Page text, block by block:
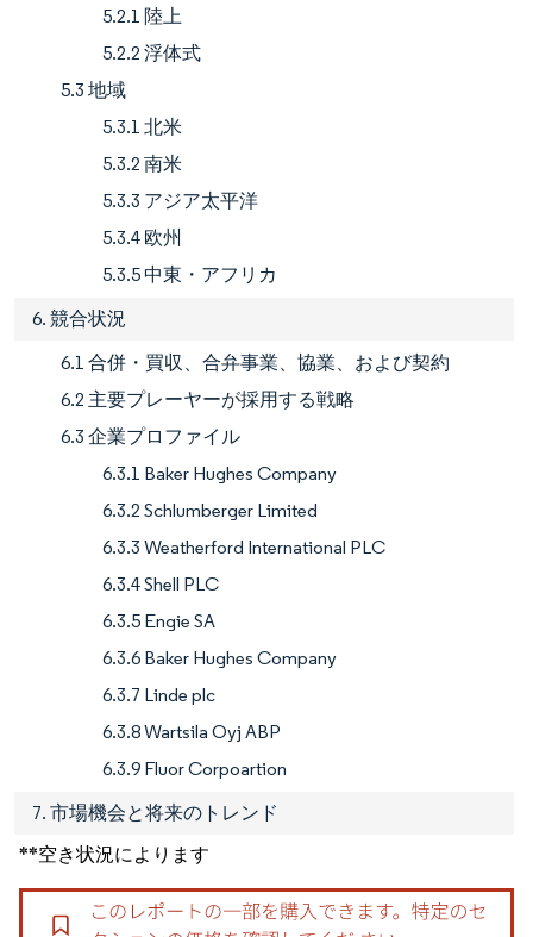
5.2.1 陸上
5.2.2 浮体式
5.3 地域
5.3.1 北米
5.3.2 南米
5.3.3 アジア太平洋
5.3.4 欧州
5.3.5 中東・アフリカ
6. 競合状況
6.1 合併・買収、合弁事業、協業、および契約
6.2 主要プレーヤーが採用する戦略
6.3 企業プロファイル
6.3.1 Baker Hughes Company
6.3.2 Schlumberger Limited
6.3.3 Weatherford International PLC
6.3.4 Shell PLC
6.3.5 Engie SA
6.3.6 Baker Hughes Company
6.3.7 Linde plc
6.3.8 Wartsila Oyj ABP
6.3.9 Fluor Corpoartion
7. 市場機会と将来のトレンド
**空き状況によります